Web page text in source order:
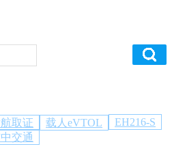
取证 载人eVTOL
EH216-S
交通